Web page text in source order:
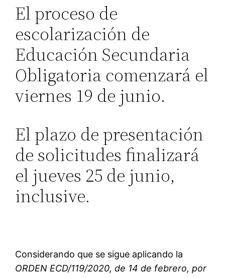
El proceso de
escolarización de
Educación Secundaria
Obligatoria comenzará el
viernes 19 de junio.
El plazo de presentación
de solicitudes finalizará
el jueves 25 de junio,
inclusive.
Considerando que se sigue aplicando la
ORDEN ECD/119/2020, de 14 de febrero, por